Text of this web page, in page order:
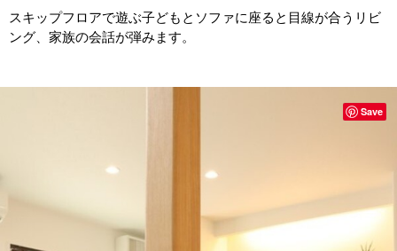
スキップフロアで遊ぶ子どもとソファに座ると目線が合うリビ
ング、家族の会話が弾みます。
Save